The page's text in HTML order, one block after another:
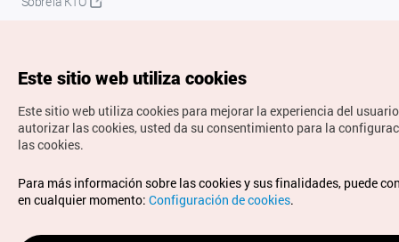
Copyrights © Organización de Turismo de Corea. Todos los
derechos reservados.
Para informes de errores y cuestiones relacionadas con el
sitio web, dirija sus consultas al correoelectrónico oficial:
Este sitio web utiliza cookies
Este sitio web utiliza cookies para mejorar la experiencia del
autorizar las cookies, usted da su consentimiento para la
las cookies.
Para más información sobre las cookies y sus finalidades, puede
en cualquier momento: Configuración de cookies.